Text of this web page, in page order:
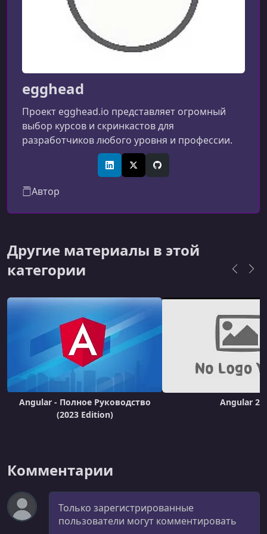
Create a Template Storage Service in Angular 2
egghead
Проект egghead.io представляет огромный
выбор курсов и скринкастов для
разработчиков любого уровня и профессии.
LinkedInX (Twitter)GitHub
Автор
Другие материалы в этой
категории
Angular - Полное Руководство
(2023 Edition)
Angular 2
Комментарии
Комментарий